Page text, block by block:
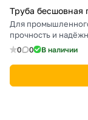
Труба бесшовная
Для
прочность и
0 0 В наличии